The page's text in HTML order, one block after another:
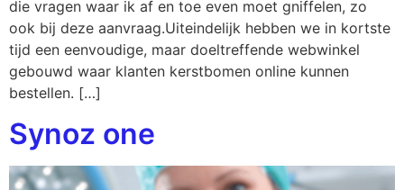
die vragen waar ik af en toe even moet gniffelen, zo
ook bij deze aanvraag.Uiteindelijk hebben we in kortste
tijd een eenvoudige, maar doeltreffende webwinkel
gebouwd waar klanten kerstbomen online kunnen
bestellen. […]
Synoz one